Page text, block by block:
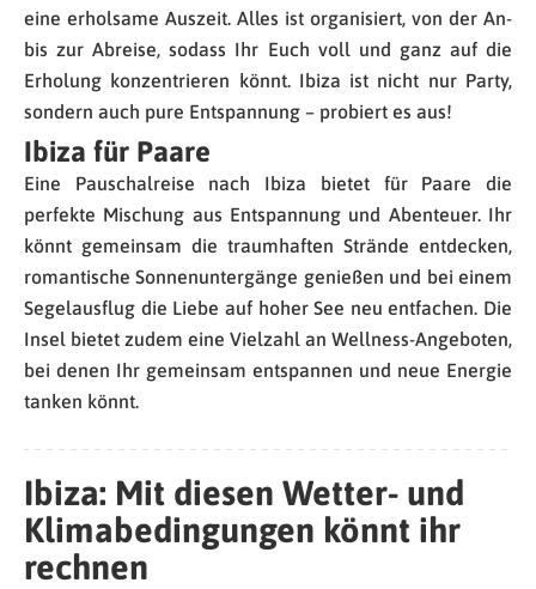
eine erholsame Auszeit. Alles ist organisiert, von der An-
bis zur Abreise, sodass Ihr Euch voll und ganz auf die
Erholung konzentrieren könnt. Ibiza ist nicht nur Party,
sondern auch pure Entspannung – probiert es aus!
Ibiza für Paare
Eine Pauschalreise nach Ibiza bietet für Paare die
perfekte Mischung aus Entspannung und Abenteuer. Ihr
könnt gemeinsam die traumhaften Strände entdecken,
romantische Sonnenuntergänge genießen und bei einem
Segelausflug die Liebe auf hoher See neu entfachen. Die
Insel bietet zudem eine Vielzahl an Wellness-Angeboten,
bei denen Ihr gemeinsam entspannen und neue Energie
tanken könnt.
Ibiza: Mit diesen Wetter- und
Klimabedingungen könnt ihr
rechnen